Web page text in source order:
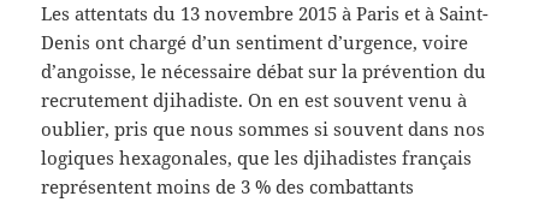
Les attentats du 13 novembre 2015 à Paris et à Saint-
Denis ont chargé d’un sentiment d’urgence, voire
d’angoisse, le nécessaire débat sur la prévention du
recrutement djihadiste. On en est souvent venu à
oublier, pris que nous sommes si souvent dans nos
logiques hexagonales, que les djihadistes français
représentent moins de 3 % des combattants